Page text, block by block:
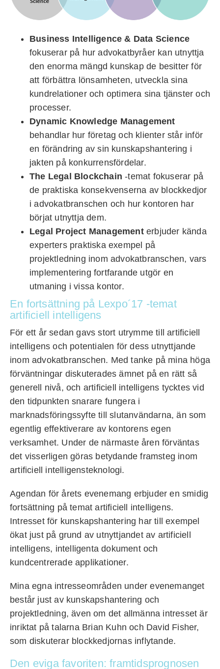
Business Intelligence & Data Science
fokuserar på hur advokatbyråer kan utnyttja
den enorma mängd kunskap de besitter för
att förbättra lönsamheten, utveckla sina
kundrelationer och optimera sina tjänster och
processer.
Dynamic Knowledge Management
behandlar hur företag och klienter står inför
en förändring av sin kunskapshantering i
jakten på konkurrensfördelar.
The Legal Blockchain -temat fokuserar på
de praktiska konsekvenserna av blockkedjor
i advokatbranschen och hur kontoren har
börjat utnyttja dem.
Legal Project Management erbjuder kända
experters praktiska exempel på
projektledning inom advokatbranschen, vars
implementering fortfarande utgör en
utmaning i vissa kontor.
En fortsättning på Lexpo´17 -temat
artificiell intelligens
För ett år sedan gavs stort utrymme till artificiell
intelligens och potentialen för dess utnyttjande
inom advokatbranschen. Med tanke på mina höga
förväntningar diskuterades ämnet på en rätt så
generell nivå, och artificiell intelligens tycktes vid
den tidpunkten snarare fungera i
marknadsföringssyfte till slutanvändarna, än som
egentlig effektiverare av kontorens egen
verksamhet. Under de närmaste åren förväntas
det visserligen göras betydande framsteg inom
artificiell intelligensteknologi.
Agendan för årets evenemang erbjuder en smidig
fortsättning på temat artificiell intelligens.
Intresset för kunskapshantering har till exempel
ökat just på grund av utnyttjandet av artificiell
intelligens, intelligenta dokument och
kundcentrerade applikationer.
Mina egna intresseområden under evenemanget
består just av kunskapshantering och
projektledning, även om det allmänna intresset är
inriktat på talarna Brian Kuhn och David Fisher,
som diskuterar blockkedjornas inflytande.
Den eviga favoriten: framtidsprognosen